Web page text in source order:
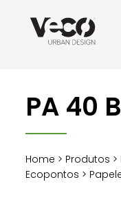
PA 40
Home > Produtos >
Ecopontos >